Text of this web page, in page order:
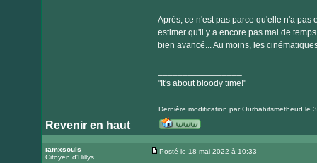
Après, ce n'est pas parce qu'elle n'a pas
estimer qu'il y a encore pas mal de
bien avancé... Au moins, les
"It's about bloody time!"
Dernière modification parOurbahitsmetheud le
Revenir en haut
Visiter
le
iamxsouls
Citoyen d'Hillys
Posté le 18 mai 2022 à 10:33